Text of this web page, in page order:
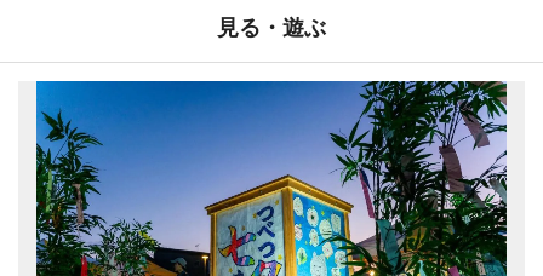
見る・遊ぶ